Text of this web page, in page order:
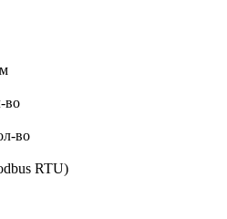
во
во
RTU)